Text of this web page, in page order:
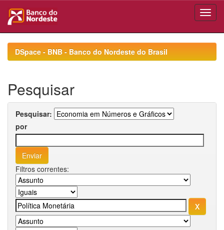
navigationDSpace - BNB - Banco do Nordeste do Brasil
Pesquisar
Pesquisar:
por
Filtros correntes: